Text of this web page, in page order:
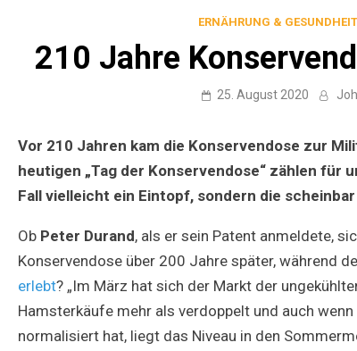
ERNÄHRUNG & GESUNDHEIT
210 Jahre
25. August 2020
Vor 210 Jahren kam die Konservendose zur
heutigen „Tag der Konservendose“ zählen für
Fall vielleicht ein Eintopf, sondern die
Ob Peter Durand, als er sein Patent anmeldete,
Konservendose über 200 Jahre später, während
erlebt? „Im März hat sich der Markt der
Hamsterkäufe mehr als verdoppelt und auch
normalisiert hat, liegt das Niveau in den